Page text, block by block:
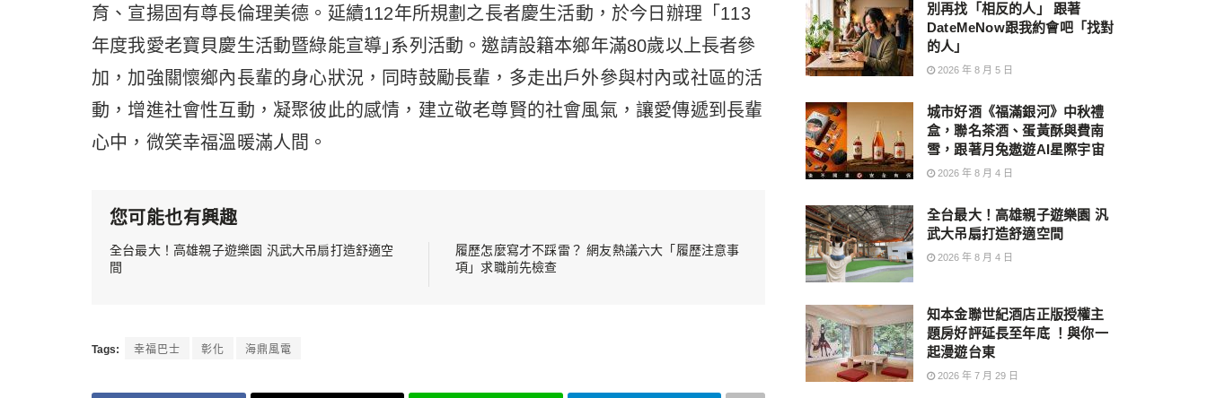
育、宣揚固有尊長倫理美德。延續112年所規劃之長者慶生活動，於今日辦理「113
年度我愛老寶貝慶生活動暨綠能宣導｣系列活動。邀請設籍本鄉年滿80歲以上長者參
加，加強關懷鄉內長輩的身心狀況，同時鼓勵長輩，多走出戶外參與村內或社區的活
動，增進社會性互動，凝聚彼此的感情，建立敬老尊賢的社會風氣，讓愛傳遞到長輩
心中，微笑幸福溫暖滿人間。
您可能也有興趣
全台最大！高雄親子遊樂園 汎武大吊扇打造舒適空
間
履歷怎麼寫才不踩雷？ 網友熱議六大「履歷注意事
項」求職前先檢查
Tags: 幸福巴士 彰化 海鼎風電
別再找「相反的人」 跟著
DateMeNow跟我約會吧「找對
的人」
2026 年 8 月 5 日
城市好酒《福滿銀河》中秋禮
盒，聯名茶酒、蛋黃酥與費南
雪，跟著月兔遨遊AI星際宇宙
2026 年 8 月 4 日
全台最大！高雄親子遊樂園 汎
武大吊扇打造舒適空間
2026 年 8 月 4 日
知本金聯世紀酒店正版授權主
題房好評延長至年底 ！與你一
起漫遊台東
2026 年 7 月 29 日